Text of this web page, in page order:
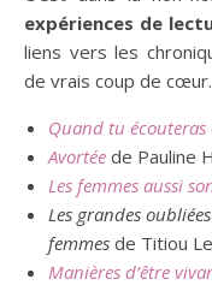
expériences de
liens vers les
de vrais coup de cœur.
Quand tu écouteras
Avortée de Pauline
Les femmes aussi
Les grandes
femmes de Titiou
Manières d’être